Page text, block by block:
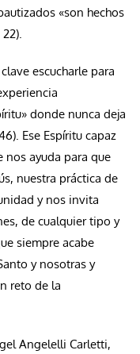
«son hechos
escucharle para
donde nunca deja
Ese Espíritu capaz
nos ayuda para que
nuestra práctica de
y nos invita
de cualquier tipo y
siempre acabe
y nosotras y
reto de la
Angelelli Carletti,